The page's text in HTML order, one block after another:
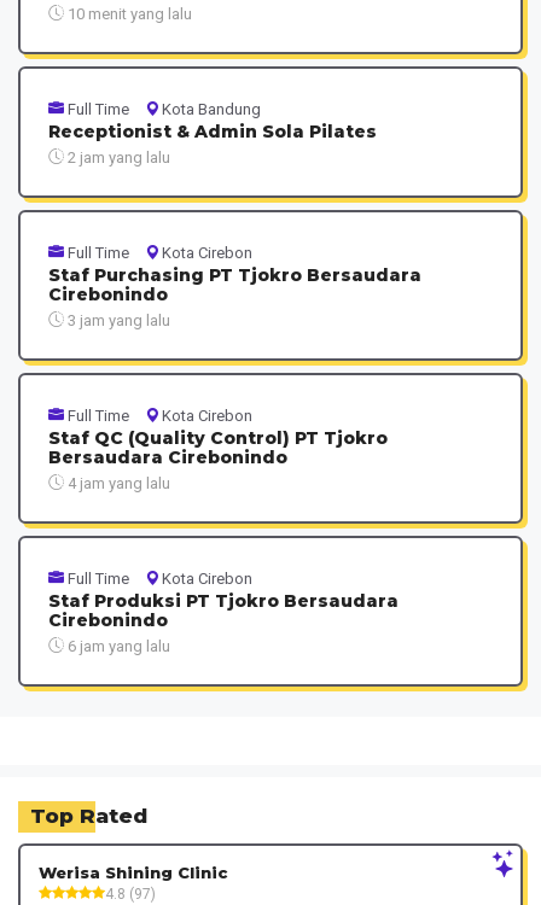
10 menit yang lalu
Full Time Kota Bandung
Receptionist & Admin Sola Pilates
2 jam yang lalu
Full Time Kota Cirebon
Staf Purchasing PT Tjokro Bersaudara
Cirebonindo
3 jam yang lalu
Full Time Kota Cirebon
Staf QC (Quality Control) PT Tjokro
Bersaudara Cirebonindo
4 jam yang lalu
Full Time Kota Cirebon
Staf Produksi PT Tjokro Bersaudara
Cirebonindo
6 jam yang lalu
Top Rated
Werisa Shining Clinic
4.8 (97)